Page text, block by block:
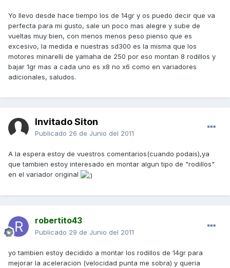
Yo llevo desde hace tiempo los de 14gr y os puedo decir que va
perfecta para mi gusto, sale un poco mas alegre y sube de
vueltas muy bien, con menos menos peso pienso que es
excesivo, la medida e nuestras sd300 es la misma que los
motores minarelli de yamaha de 250 por eso montan 8 rodillos y
bajar 1gr mas a cada uno es x8 no x6 como en variadores
adicionales, saludos.
Invitado Siton
Publicado 26 de Junio del 2011
A la espera estoy de vuestros comentarios(cuando podais),ya
que tambien estoy interesado en montar algun tipo de "rodillos"
en el variador original
robertito43
Publicado 29 de Junio del 2011
yo tambien estoy decidido a montar los rodillos de 14gr para
mejorar la aceleracion (velocidad punta me sobra) y queria